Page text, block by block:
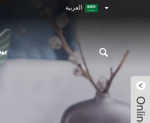
العربية